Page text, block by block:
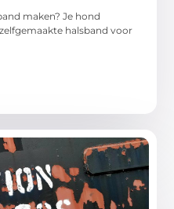
maken? Je hond
halsband voor